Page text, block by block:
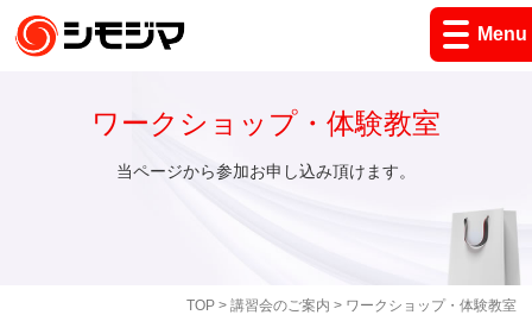
Menu
TOP> 講習会のご案内 > ワークショップ・体験教室
ワークショップ・体験教室
当ページから参加お申し込み頂けます。